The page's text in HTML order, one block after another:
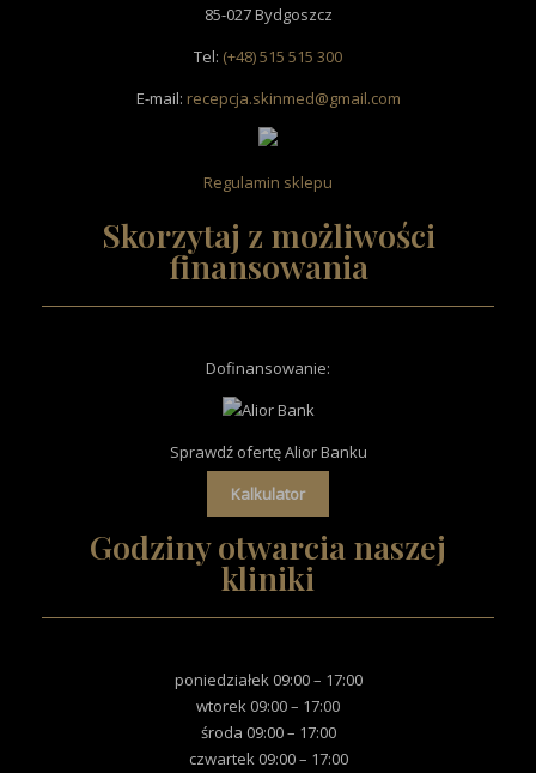
85-027 Bydgoszcz
Tel: (+48) 515 515 300
E-mail: recepcja.skinmed@gmail.com
Regulamin sklepu
Skorzytaj z możliwości
finansowania
Dofinansowanie:
Sprawdź ofertę Alior Banku
Kalkulator
Godziny otwarcia naszej
kliniki
poniedziałek 09:00 – 17:00
wtorek 09:00 – 17:00
środa 09:00 – 17:00
czwartek 09:00 – 17:00